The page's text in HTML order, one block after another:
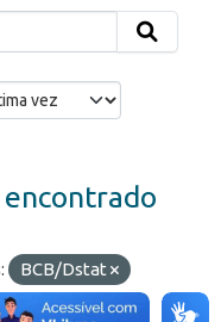
BCB/Dstat